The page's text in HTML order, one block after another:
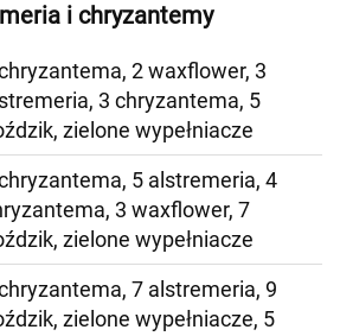
i chryzantemy
2 waxflower, 3
3 chryzantema, 5
zielone wypełniacze
5 alstremeria, 4
3 waxflower, 7
zielone wypełniacze
7 alstremeria, 9
zielone wypełniacze, 5